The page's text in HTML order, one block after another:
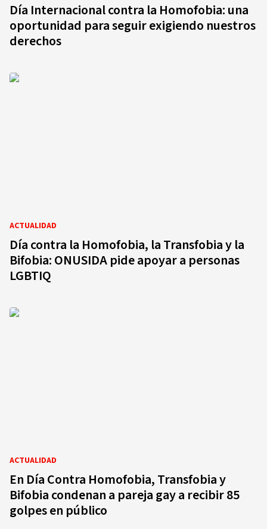
Día Internacional contra la Homofobia: una
oportunidad para seguir exigiendo nuestros
derechos
ACTUALIDAD
Día contra la Homofobia, la Transfobia y la
Bifobia: ONUSIDA pide apoyar a personas
LGBTIQ
ACTUALIDAD
En Día Contra Homofobia, Transfobia y
Bifobia condenan a pareja gay a recibir 85
golpes en público